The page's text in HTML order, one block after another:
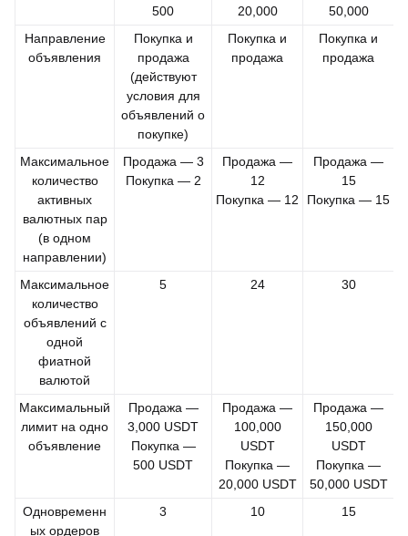
500 20,000
50,000
Направление
объявления
Покупка и
продажа
(действуют
условия для
объявлений о
покупке)
Покупка и
продажа
Покупка и
продажа
Максимальное
количество
активных
валютных пар
(в одном
направлении)
Продажа — 3
Покупка — 2
Продажа —
12
Покупка — 12
Продажа —
15
Покупка — 15
Максимальное
количество
объявлений с
одной
фиатной
валютой
5 24 30
Максимальный
лимит на одно
объявление
Продажа —
3,000 USDT
Покупка —
500 USDT
Продажа —
100,000
USDT
Покупка —
20,000 USDT
Продажа —
150,000
USDT
Покупка —
50,000 USDT
Одновременн
ых ордеров
3 10 15